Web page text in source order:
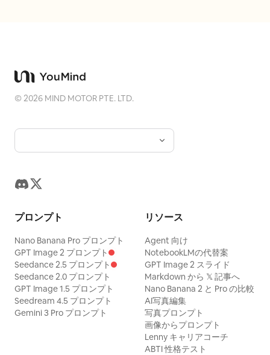
イトをアグレッシブに投げかけています。質
背景は純粋で清潔でなければなりません。キ
紙の粒子、乾いたグラファイトのドラッグ、
生のハッチングラインが必要です。輝く液体
は、彩度を落としたスケッチに対してアグレ
い、強烈に明るいデジタルオーバーレイのよ
うに見える必要があります。ムード：壮大、
生々しい、アグレッシブなコントラスト、ダ
ークファンタジー、力強い女性の強さ、威
厳、非常に詳細なスタジオグレードのスケッ
チ。レンダリングスタイル：超プレミアムな
RPG キャラクターコンセプトアート、純白の
背景に分離、極端なグラファイトクロスハッ
壁、階段、鋭い建築的な幾何学模様。 6. 下右
パネル: 柄物の着物を着た伝統的な日本人女
に立っています。明るい青空とクリーム色の
雲、そして大胆な黒・赤・クリーム・タン
体のカスタマイズ: コラージュの構造は固定
6 つの関連性のないレトロな日本風ポスターシー
として解釈を許可します。メインカラーは
クリーム、黒、朱赤、バーントオレンジ、チャコ
ールグレー、ネイビーブルー
を使用してください。ムードは
スタイリッシュ、ミステリアス、ノスタルジッ
ク、グラフィック
に設定します。アートスタイルは
アニメの影響を受けたレトロな日本モダニズムの
ルドをアーマーのヒーローに向けて放つ。ア
ドローンが浮かび、赤いレーザービームを放
つ。火花、水しぶき、ネオンのビル群がアク
上で一人身を潜めるクモのヒーロー。クモの
背景には雨、アンテナの支柱、暗いビル群。
6. 下段中央のコマ：丸い盾を構えて戦闘態勢
をとるアーマーのヒーロー。明るいシアン色
のエネルギー球を生成しており、周囲には赤
とシアンの同心円状のエネルギーリングが渦
巻いている。 7. 右下のコマ：空に広がる巨大
な赤いクモの巣の下で、屋上に並んでポーズ
をとる 2 人のヒーロー。中央には青いドロー
©2026 MIND MOTOR PTE. LTD.
プロンプト
Nano Banana Pro プロンプト
GPT Image 2 プロンプト
Seedance 2.5 プロンプト
Seedance 2.0 プロンプト
GPT Image 1.5 プロンプト
Seedream 4.5 プロンプト
Gemini 3 Pro プロンプト
リソース
Agent 向け
NotebookLMの代替案
GPT Image 2 スライド
Markdown から 𝕏 記事へ
Nano Banana 2 と Pro の比較
AI写真編集
写真プロンプト
画像からプロンプト
Lenny キャリアコーチ
ABTI 性格テスト